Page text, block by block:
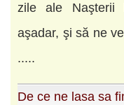
zile ale Naşterii
aşadar, şi să ne
.....
De ce ne lasa sa